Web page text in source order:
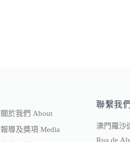
聯繫我們
澳門羅沙
Rua de
關於我們 About
報導及獎項 Media